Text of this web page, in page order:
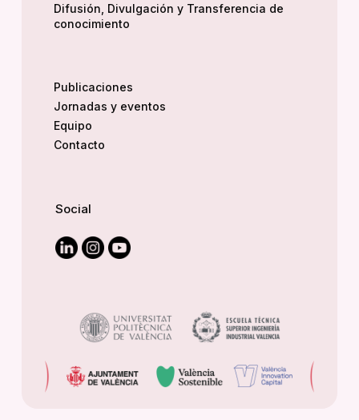
Difusión, Divulgación y Transferencia de
conocimiento
Publicaciones
Jornadas y eventos
Equipo
Contacto
Social